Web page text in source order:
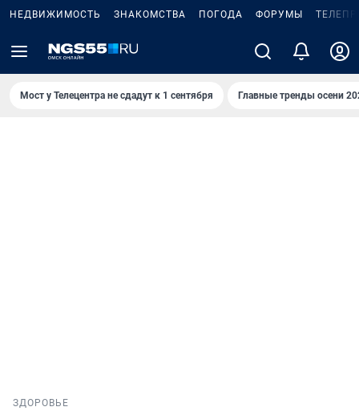
НЕДВИЖИМОСТЬ ЗНАКОМСТВА ПОГОДА ФОРУМЫ
Мост у Телецентра не сдадут к 1 сентября Главные тренды осени
ЗДОРОВЬЕ